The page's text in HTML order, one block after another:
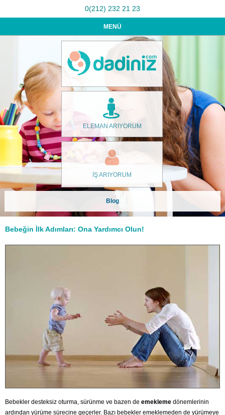
0(212) 232 21 23
MENÜ
ELEMAN ARIYORUM
İŞ ARIYORUM
Blog
Bebeğin İlk Adımları: Ona Yardımcı Olun!
Bebekler desteksiz oturma, sürünme ve bazen de emekleme dönemlerinin
ardından yürüme sürecine geçerler. Bazı bebekler emeklemeden de yürümeye